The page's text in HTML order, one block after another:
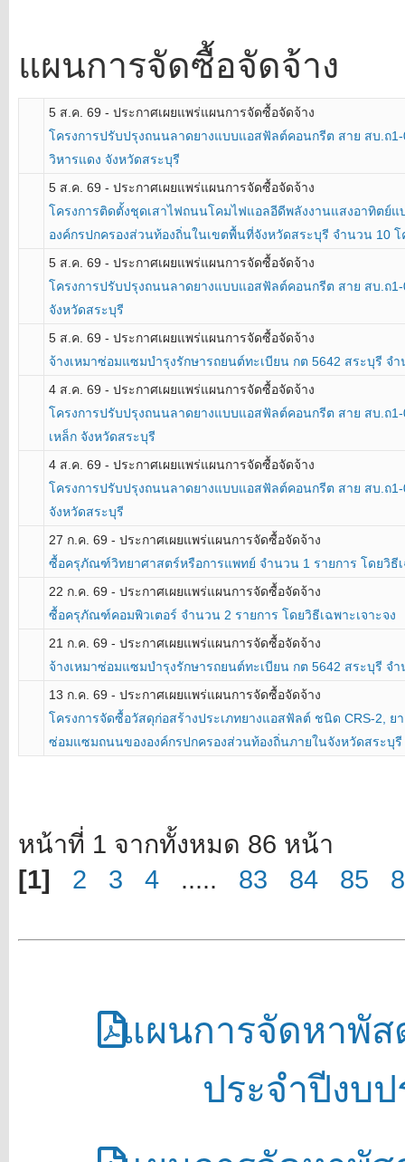
แผนการจัดซื้อจัดจ้าง
5 ส.ค. 69 - ประกาศเผยแพร่แผนการจัดซื้อจัดจ้าง
โครงการปรับปรุงถนนลาดยางแบบแอสฟัลต์คอนกรีต สาย สบ.ถ
วิหารแดง จังหวัดสระบุรี
5 ส.ค. 69 - ประกาศเผยแพร่แผนการจัดซื้อจัดจ้าง
โครงการติดตั้งชุดเสาไฟถนนโคมไฟแอลอีดีพลังงานแสงอาทิตย์แ
องค์กรปกครองส่วนท้องถิ่นในเขตพื้นที่จังหวัดสระบุรี จำนวน 10 โ
5 ส.ค. 69 - ประกาศเผยแพร่แผนการจัดซื้อจัดจ้าง
โครงการปรับปรุงถนนลาดยางแบบแอสฟัลต์คอนกรีต สาย สบ.ถ
จังหวัดสระบุรี
5 ส.ค. 69 - ประกาศเผยแพร่แผนการจัดซื้อจัดจ้าง
จ้างเหมาซ่อมแซมบำรุงรักษารถยนต์ทะเบียน กต 5642 สระบุรี จำ
4 ส.ค. 69 - ประกาศเผยแพร่แผนการจัดซื้อจัดจ้าง
โครงการปรับปรุงถนนลาดยางแบบแอสฟัลต์คอนกรีต สาย สบ.ถ
เหล็ก จังหวัดสระบุรี
4 ส.ค. 69 - ประกาศเผยแพร่แผนการจัดซื้อจัดจ้าง
โครงการปรับปรุงถนนลาดยางแบบแอสฟัลต์คอนกรีต สาย สบ.ถ
จังหวัดสระบุรี
27 ก.ค. 69 - ประกาศเผยแพร่แผนการจัดซื้อจัดจ้าง
ซื้อครุภัณฑ์วิทยาศาสตร์หรือการแพทย์ จำนวน 1 รายการ โดยวิธีเ
22 ก.ค. 69 - ประกาศเผยแพร่แผนการจัดซื้อจัดจ้าง
ซื้อครุภัณฑ์คอมพิวเตอร์ จำนวน 2 รายการ โดยวิธีเฉพาะเจาะจง
21 ก.ค. 69 - ประกาศเผยแพร่แผนการจัดซื้อจัดจ้าง
จ้างเหมาซ่อมแซมบำรุงรักษารถยนต์ทะเบียน กต 5642 สระบุรี จำ
13 ก.ค. 69 - ประกาศเผยแพร่แผนการจัดซื้อจัดจ้าง
โครงการจัดซื้อวัสดุก่อสร้างประเภทยางแอสฟัลต์ ชนิด CRS-2,
ซ่อมแซมถนนขององค์กรปกครองส่วนท้องถิ่นภายในจังหวัดสระบุรี
หน้าที่ 1 จากทั้งหมด 86 หน้า
[1]
2 3 4 ..... 83 84 85
แผนการจัดหาพัส
ประจำปีงบ